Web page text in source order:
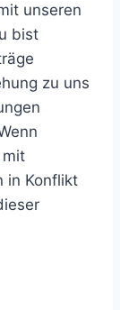
unseren
bist
zu uns
mit
in Konflikt